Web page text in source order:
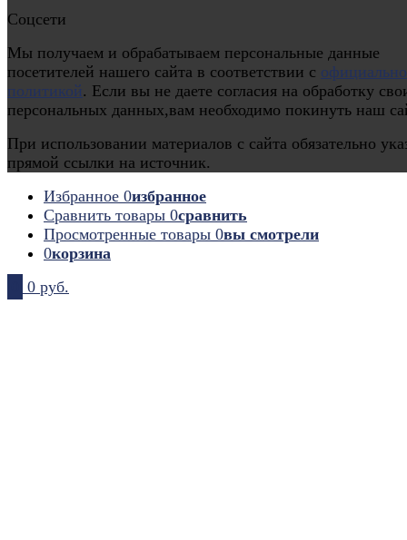
Соцсети
Мы получаем и обрабатываем персональные данные
посетителей нашего сайта в соответствии с
политикой. Если вы не даете согласия на обработку
персональных данных,вам необходимо покинуть наш
При использовании материалов с сайта обязательно
прямой ссылки на источник.
Избранное 0избранное
Сравнить товары 0сравнить
Просмотренные товары 0вы смотрели
0корзина
0 руб.